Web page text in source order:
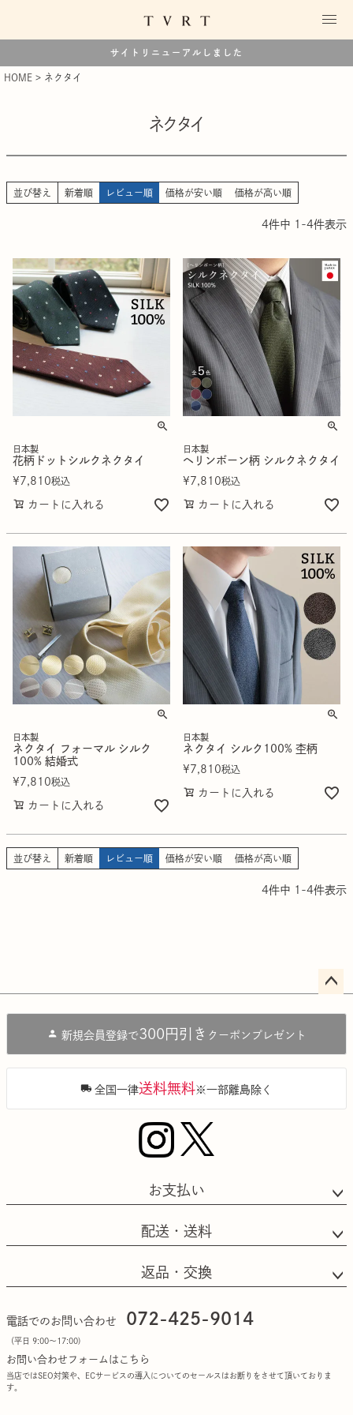
サイトリニューアルしました
HOME ネクタイ
ネクタイ
並び替え 新着順 レビュー順 価格が安い順 価格が高い順
4件中 1 -4件表示
日本製
花柄ドットシルクネクタイ
¥ 7,810税込
カートに入れる
日本製
ヘリンボーン柄 シルクネクタイ
¥ 7,810税込
カートに入れる
日本製
ネクタイ フォーマル シルク
100% 結婚式
¥ 7,810税込
カートに入れる
日本製
ネクタイ シルク100% 杢柄
¥ 7,810税込
カートに入れる
並び替え 新着順 レビュー順 価格が安い順 価格が高い順
4件中 1 -4件表示
へ
新規会員登録で300円引き クーポンプレゼント
全国一律送料無料※一部離島除く
お支払い
配送・送料
返品・交換
電話でのお問い合わせ 072-425-9014
（平日 9:00〜17:00)
お問い合わせフォームはこちら
当店ではSEO対策や、ECサービスの導入についてのセールスはお断りをさせて頂いておりま
す。